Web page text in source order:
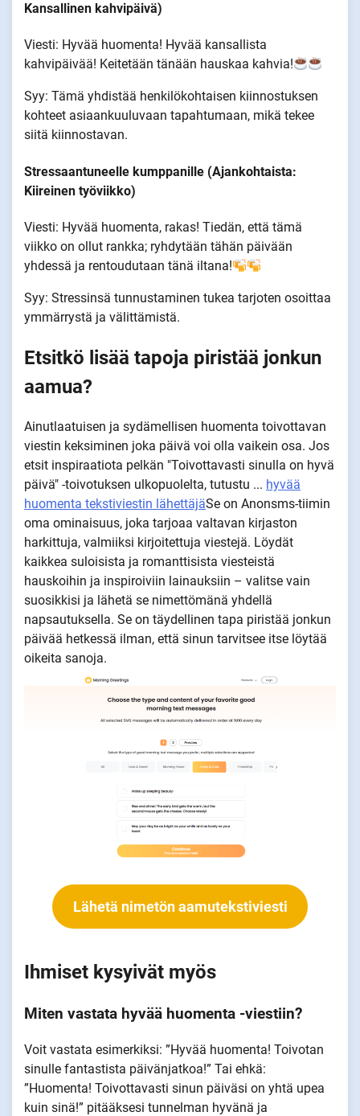
Kansallinen kahvipäivä)
Viesti: Hyvää huomenta! Hyvää kansallista
kahvipäivää! Keitetään tänään hauskaa kahvia!
Syy: Tämä yhdistää henkilökohtaisen kiinnostuksen
kohteet asiaankuuluvaan tapahtumaan, mikä tekee
siitä kiinnostavan.
Stressaantuneelle kumppanille (Ajankohtaista:
Kiireinen työviikko)
Viesti: Hyvää huomenta, rakas! Tiedän, että tämä
viikko on ollut rankka; ryhdytään tähän päivään
yhdessä ja rentoudutaan tänä iltana!
Syy: Stressinsä tunnustaminen tukea tarjoten osoittaa
ymmärrystä ja välittämistä.
Etsitkö lisää tapoja piristää jonkun
aamua?
Ainutlaatuisen ja sydämellisen huomenta toivottavan
viestin keksiminen joka päivä voi olla vaikein osa. Jos
etsit inspiraatiota pelkän "Toivottavasti sinulla on hyvä
päivä" -toivotuksen ulkopuolelta, tutustu ... hyvää
huomenta tekstiviestin lähettäjäSe on Anonsms-tiimin
oma ominaisuus, joka tarjoaa valtavan kirjaston
harkittuja, valmiiksi kirjoitettuja viestejä. Löydät
kaikkea suloisista ja romanttisista viesteistä
hauskoihin ja inspiroiviin lainauksiin – valitse vain
suosikkisi ja lähetä se nimettömänä yhdellä
napsautuksella. Se on täydellinen tapa piristää jonkun
päivää hetkessä ilman, että sinun tarvitsee itse löytää
oikeita sanoja.
Lähetä nimetön aamutekstiviesti
Ihmiset kysyivät myös
Miten vastata hyvää huomenta -viestiin?
Voit vastata esimerkiksi: ”Hyvää huomenta! Toivotan
sinulle fantastista päivänjatkoa!” Tai ehkä:
”Huomenta! Toivottavasti sinun päiväsi on yhtä upea
kuin sinä!” pitääksesi tunnelman hyvänä ja